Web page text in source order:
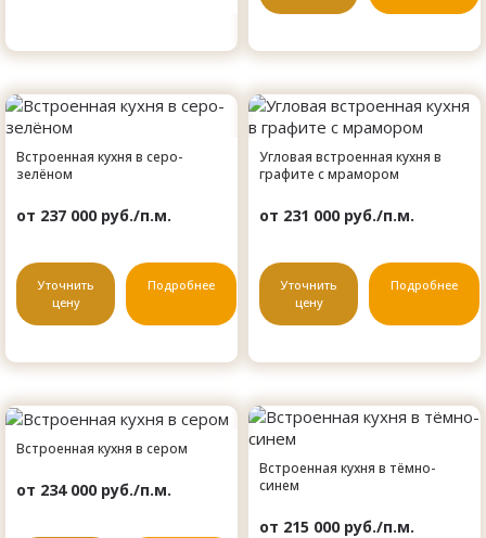
Встроенная кухня в серо-
зелёном
от 237 000 руб./п.м.
Уточнить
цену
Подробнее
Угловая встроенная кухня в
графите с мрамором
от 231 000 руб./п.м.
Уточнить
цену
Подробнее
Встроенная кухня в сером
от 234 000 руб./п.м.
Встроенная кухня в тёмно-
синем
от 215 000 руб./п.м.